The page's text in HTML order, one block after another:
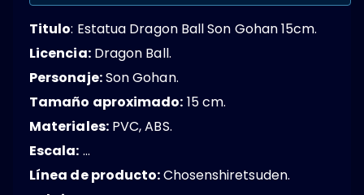
Titulo: Estatua Dragon Ball Son Gohan 15cm.
Licencia:Dragon Ball.
Personaje:Son Gohan.
Tamaño aproximado: 15 cm.
Materiales:PVC, ABS.
Escala: …
Línea de producto:Chosenshiretsuden.